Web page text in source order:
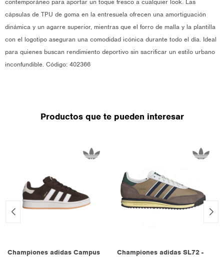
cápsulas de TPU de goma en la entresuela ofrecen una amortiguación
dinámica y un agarre superior, mientras que el forro de malla y la plantilla
con el logotipo aseguran una comodidad icónica durante todo el día. Ideal
para quienes buscan rendimiento deportivo sin sacrificar un estilo urbano
inconfundible. Código: 402366
Productos que te pueden interesar
Championes adidas Campus
Championes adidas SL72 -